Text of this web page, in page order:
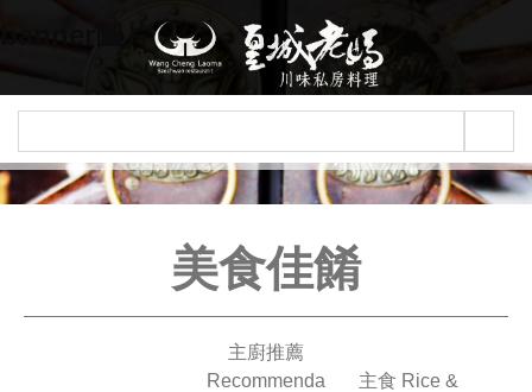
Jump to navigation
美食佳餚
主廚推薦
Recommenda
主食 Rice &